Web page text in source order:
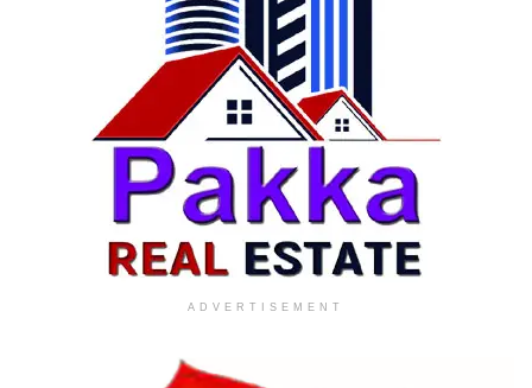
ADVERTISEMENT